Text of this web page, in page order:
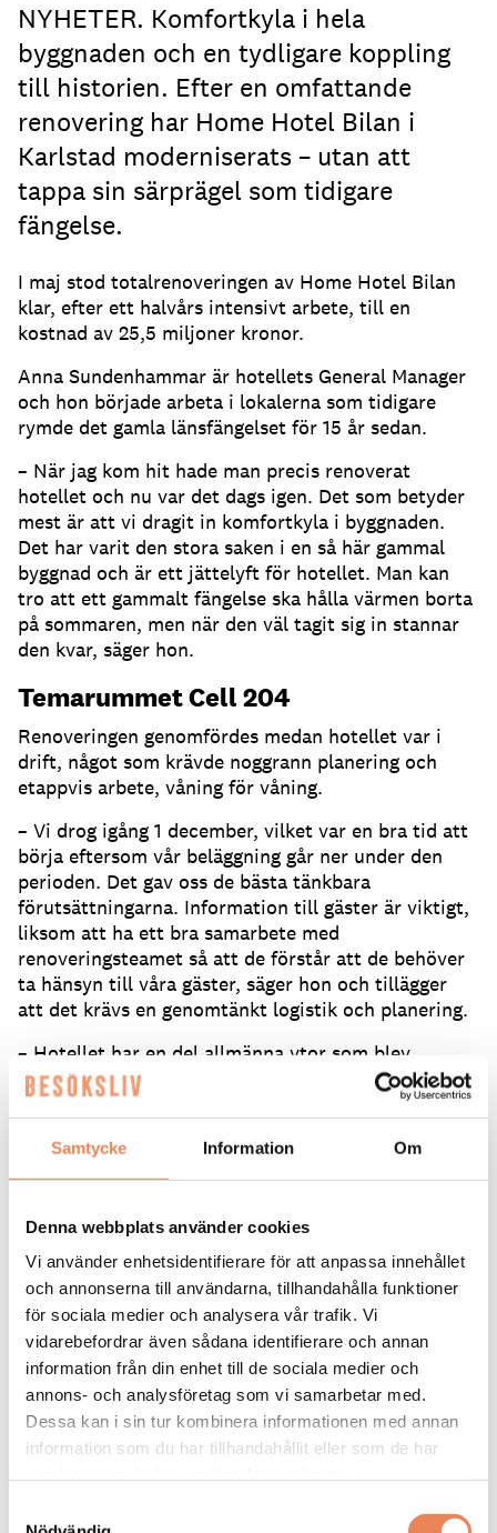
Samtycke Information Om
Denna webbplats använder cookies
Vi använder enhetsidentifierare för att anpassa innehållet
och annonserna till användarna, tillhandahålla funktioner
för sociala medier och analysera vår trafik. Vi
vidarebefordrar även sådana identifierare och annan
information från din enhet till de sociala medier och
annons- och analysföretag som vi samarbetar med.
Dessa kan i sin tur kombinera informationen med annan
information som du har tillhandahållit eller som de har
NYHETER. Komfortkyla i hela
byggnaden och en tydligare koppling
till historien. Efter en omfattande
renovering har Home Hotel Bilan i
Karlstad moderniserats – utan att
tappa sin särprägel som tidigare
fängelse.
I maj stod totalrenoveringen av Home Hotel Bilan
klar, efter ett halvårs intensivt arbete, till en
kostnad av 25,5 miljoner kronor.
Anna Sundenhammar är hotellets General Manager
och hon började arbeta i lokalerna som tidigare
rymde det gamla länsfängelset för 15 år sedan.
– När jag kom hit hade man precis renoverat
hotellet och nu var det dags igen. Det som betyder
mest är att vi dragit in komfortkyla i byggnaden.
Det har varit den stora saken i en så här gammal
byggnad och är ett jättelyft för hotellet. Man kan
tro att ett gammalt fängelse ska hålla värmen borta
på sommaren, men när den väl tagit sig in stannar
den kvar, säger hon.
Temarummet Cell 204
Renoveringen genomfördes medan hotellet var i
drift, något som krävde noggrann planering och
etappvis arbete, våning för våning.
– Vi drog igång 1 december, vilket var en bra tid att
börja eftersom vår beläggning går ner under den
perioden. Det gav oss de bästa tänkbara
förutsättningarna. Information till gäster är viktigt,
liksom att ha ett bra samarbete med
renoveringsteamet så att de förstår att de behöver
ta hänsyn till våra gäster, säger hon och tillägger
att det krävs en genomtänkt logistik och planering.
– Hotellet har en del allmänna ytor som blev
tillfällig reception eller matsal, efter behov. Det är
inte är roligt att drifta och renovera samtidigt men
Spökjägare på hotellet
Home Hotel Bilan
öppnade 1988 efter att det
tidigare fängelset stått tomt i två decennier. Och
med den nya renoveringen har historien fått större
plats i inredningen. I källaren finns fortfarande ett
spännande fängelsemuseum och dessutom rymmer
hotellet numera temarummet Cell 204.
– Vi har tagit tillbaka mer av känslan från förr med
armaturer som påminner om fotbojor och andra
detaljer som förstärker kopplingen till huset.
hade till exempel en spökjägare här tidigare i
somras som letade efter spöken. Det finns personer